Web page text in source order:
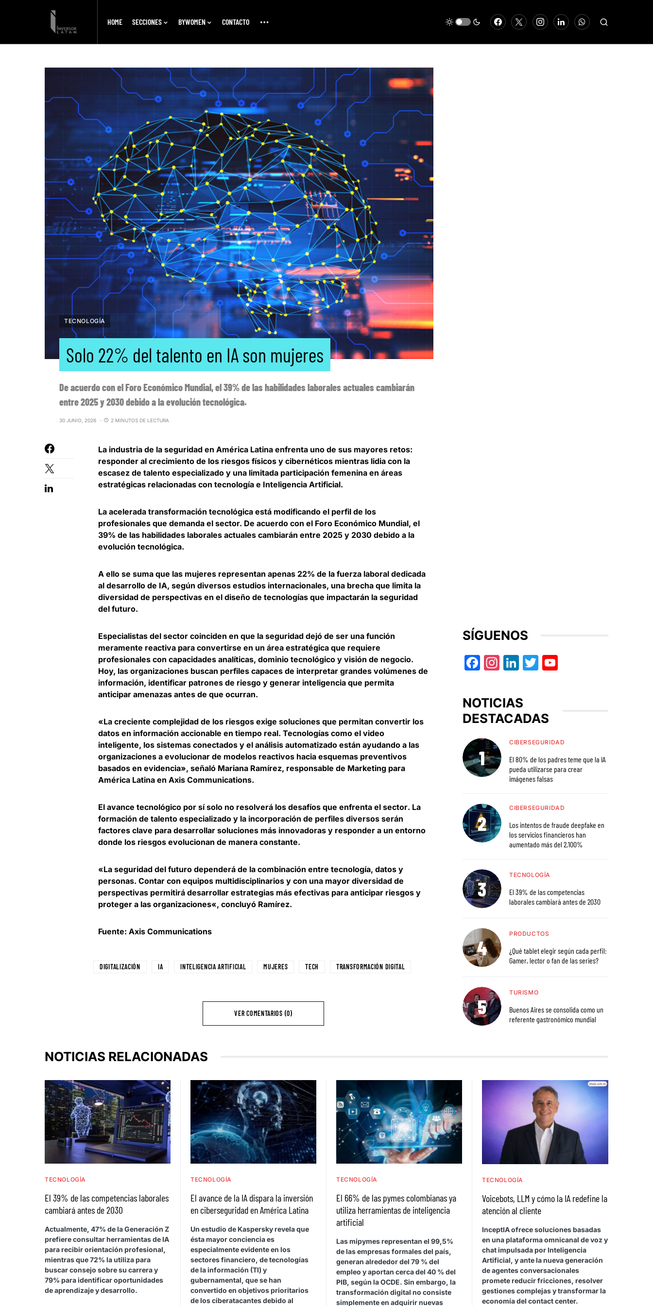
HOME SECCIONES BYWOMEN CONTACTO
TECNOLOGÍA
Solo 22% del talento en IA son mujeres
De acuerdo con el Foro Económico Mundial, el 39% de las habilidades laborales actuales cambiarán
entre 2025 y 2030 debido a la evolución tecnológica.
30 JUNIO, 2026 2 MINUTOS DE LECTURA
La industria de la seguridad en América Latina enfrenta uno de sus mayores retos:
responder al crecimiento de los riesgos físicos y cibernéticos mientras lidia con la
escasez de talento especializado y una limitada participación femenina en áreas
estratégicas relacionadas con tecnología e Inteligencia Artificial.
La acelerada transformación tecnológica está modificando el perfil de los
profesionales que demanda el sector. De acuerdo con el Foro Económico Mundial, el
39% de las habilidades laborales actuales cambiarán entre 2025 y 2030 debido a la
evolución tecnológica.
A ello se suma que las mujeres representan apenas 22% de la fuerza laboral dedicada
al desarrollo de IA, según diversos estudios internacionales, una brecha que limita la
diversidad de perspectivas en el diseño de tecnologías que impactarán la seguridad
del futuro.
Especialistas del sector coinciden en que la seguridad dejó de ser una función
meramente reactiva para convertirse en un área estratégica que requiere
profesionales con capacidades analíticas, dominio tecnológico y visión de negocio.
Hoy, las organizaciones buscan perfiles capaces de interpretar grandes volúmenes de
información, identificar patrones de riesgo y generar inteligencia que permita
anticipar amenazas antes de que ocurran.
«La creciente complejidad de los riesgos exige soluciones que permitan convertir los
datos en información accionable en tiempo real. Tecnologías como el video
inteligente, los sistemas conectados y el análisis automatizado están ayudando a las
organizaciones a evolucionar de modelos reactivos hacia esquemas preventivos
basados en evidencia», señaló Mariana Ramírez, responsable de Marketing para
América Latina en Axis Communications.
El avance tecnológico por sí solo no resolverá los desafíos que enfrenta el sector. La
formación de talento especializado y la incorporación de perfiles diversos serán
factores clave para desarrollar soluciones más innovadoras y responder a un entorno
donde los riesgos evolucionan de manera constante.
«La seguridad del futuro dependerá de la combinación entre tecnología, datos y
personas. Contar con equipos multidisciplinarios y con una mayor diversidad de
perspectivas permitirá desarrollar estrategias más efectivas para anticipar riesgos y
proteger a las organizaciones«, concluyó Ramírez.
Fuente: Axis Communications
DIGITALIZACIÓN IA INTELIGENCIA ARTIFICIAL MUJERES TECH TRANSFORMACIÓN DIGITAL
VER COMENTARIOS (0)
SÍGUENOS
Facebook
Instagram
LinkedIn
Twitter
NOTICIAS
DESTACADAS
CIBERSEGURIDAD
El 80% de los padres teme que la IA
pueda utilizarse para crear
imágenes falsas
CIBERSEGURIDAD
Los intentos de fraude deepfake en
los servicios financieros han
aumentado más del 2,100%
TECNOLOGÍA
El 39% de las competencias
laborales cambiará antes de 2030
PRODUCTOS
¿Qué tablet elegir según cada perfil:
Gamer, lector o fan de las series?
TURISMO
Buenos Aires se consolida como un
referente gastronómico mundial
NOTICIAS RELACIONADAS
TECNOLOGÍA
El 39% de las competencias laborales
cambiará antes de 2030
Actualmente, 47% de la Generación Z
prefiere consultar herramientas de IA
para recibir orientación profesional,
mientras que 72% la utiliza para
buscar consejo sobre su carrera y
79% para identificar oportunidades
de aprendizaje y desarrollo.
TECNOLOGÍA
El avance de la IA dispara la inversión
en ciberseguridad en América Latina
Un estudio de Kaspersky revela que
ésta mayor conciencia es
especialmente evidente en los
sectores financiero, de tecnologías
de la información (TI) y
gubernamental, que se han
convertido en objetivos prioritarios
de los ciberatacantes debido al
TECNOLOGÍA
El 66% de las pymes colombianas ya
utiliza herramientas de inteligencia
artificial
Las mipymes representan el 99,5%
de las empresas formales del país,
generan alrededor del 79 % del
empleo y aportan cerca del 40 % del
PIB, según la OCDE. Sin embargo, la
transformación digital no consiste
simplemente en adquirir nuevas
TECNOLOGÍA
Voicebots, LLM y cómo la IA redefine la
atención al cliente
InceptIA ofrece soluciones basadas
en una plataforma omnicanal de voz y
chat impulsada por Inteligencia
Artificial, y ante la nueva generación
de agentes conversacionales
promete reducir fricciones, resolver
gestiones complejas y transformar la
economía del contact center.